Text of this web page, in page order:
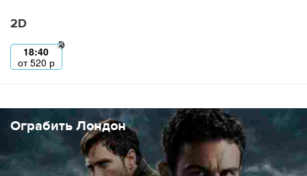
2D
18:40
от520 р
Ограбить Лондон